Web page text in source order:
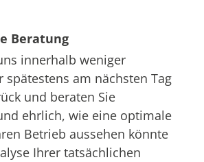
Beratung
innerhalb weniger
spätestens am nächsten Tag
und beraten Sie
ehrlich, wie eine optimale
Betrieb aussehen könnte
Ihrer tatsächlichen